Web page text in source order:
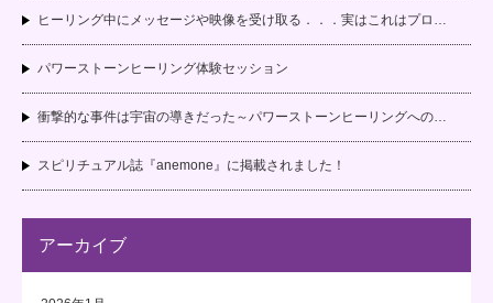
ヒーリング中にメッセージや映像を受け取る．．．実はこれはプロ…
パワーストーンヒーリング体験セッション
衝撃的な事件は宇宙の導きだった～パワーストーンヒーリングへの…
スピリチュアル誌『anemone』に掲載されました！
アーカイブ